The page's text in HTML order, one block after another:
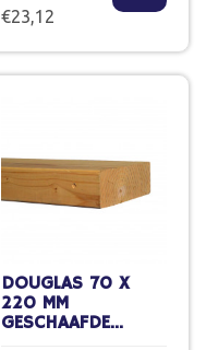
€23,12
DOUGLAS 70 X
220 MM
GESCHAAFDE